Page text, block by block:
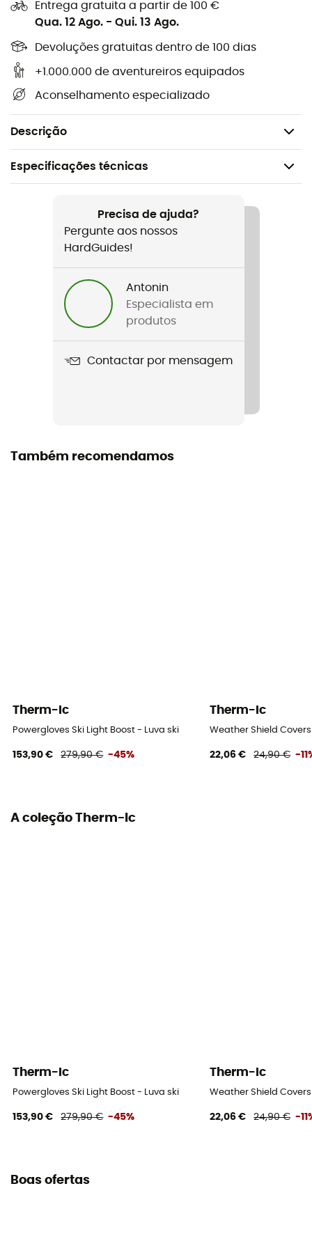
Entrega gratuita a partir de 100 €
Qua. 12 Ago. - Qui. 13 Ago.
Devoluções gratuitas dentro de 100 dias
+1.000.000 de aventureiros equipados
Aconselhamento especializado
Descrição
Não colar diretamente na pele
Aquece em 15 minutos
Até 6 horas de utilização
Fácil de usar
Dimensões: 70 x 95 mm
Especificações técnicas
Caminhada / Ski alpino / Ski de montanha / Trekking /
Alpinismo / Ski freeride
Toe Warmer (Boîte de 5 paires)
Dimensões
Precisa de ajuda?
Pergunte aos nossos
HardGuides!
Antonin
Especialista em
produtos
Contactar por mensagem
Também recomendamos
Therm-Ic
Powergloves Ski Light Boost - Luva ski
153,90 € 279,90 € -45%
Therm-Ic
Weather Shield Covers
22,06 € 24,90 € -
A coleção Therm-Ic
Therm-Ic
Powergloves Ski Light Boost - Luva ski
153,90 € 279,90 € -45%
Therm-Ic
Weather Shield Covers
22,06 € 24,90 € -
Boas ofertas